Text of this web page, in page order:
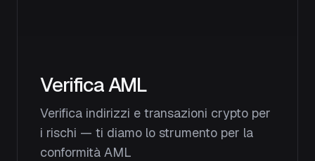
Verifica AML
Verifica indirizzi e transazioni crypto per
i rischi — ti diamo lo strumento per la
conformità AML